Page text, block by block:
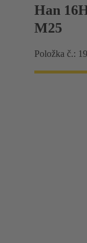
Han
M25
Položka č.: